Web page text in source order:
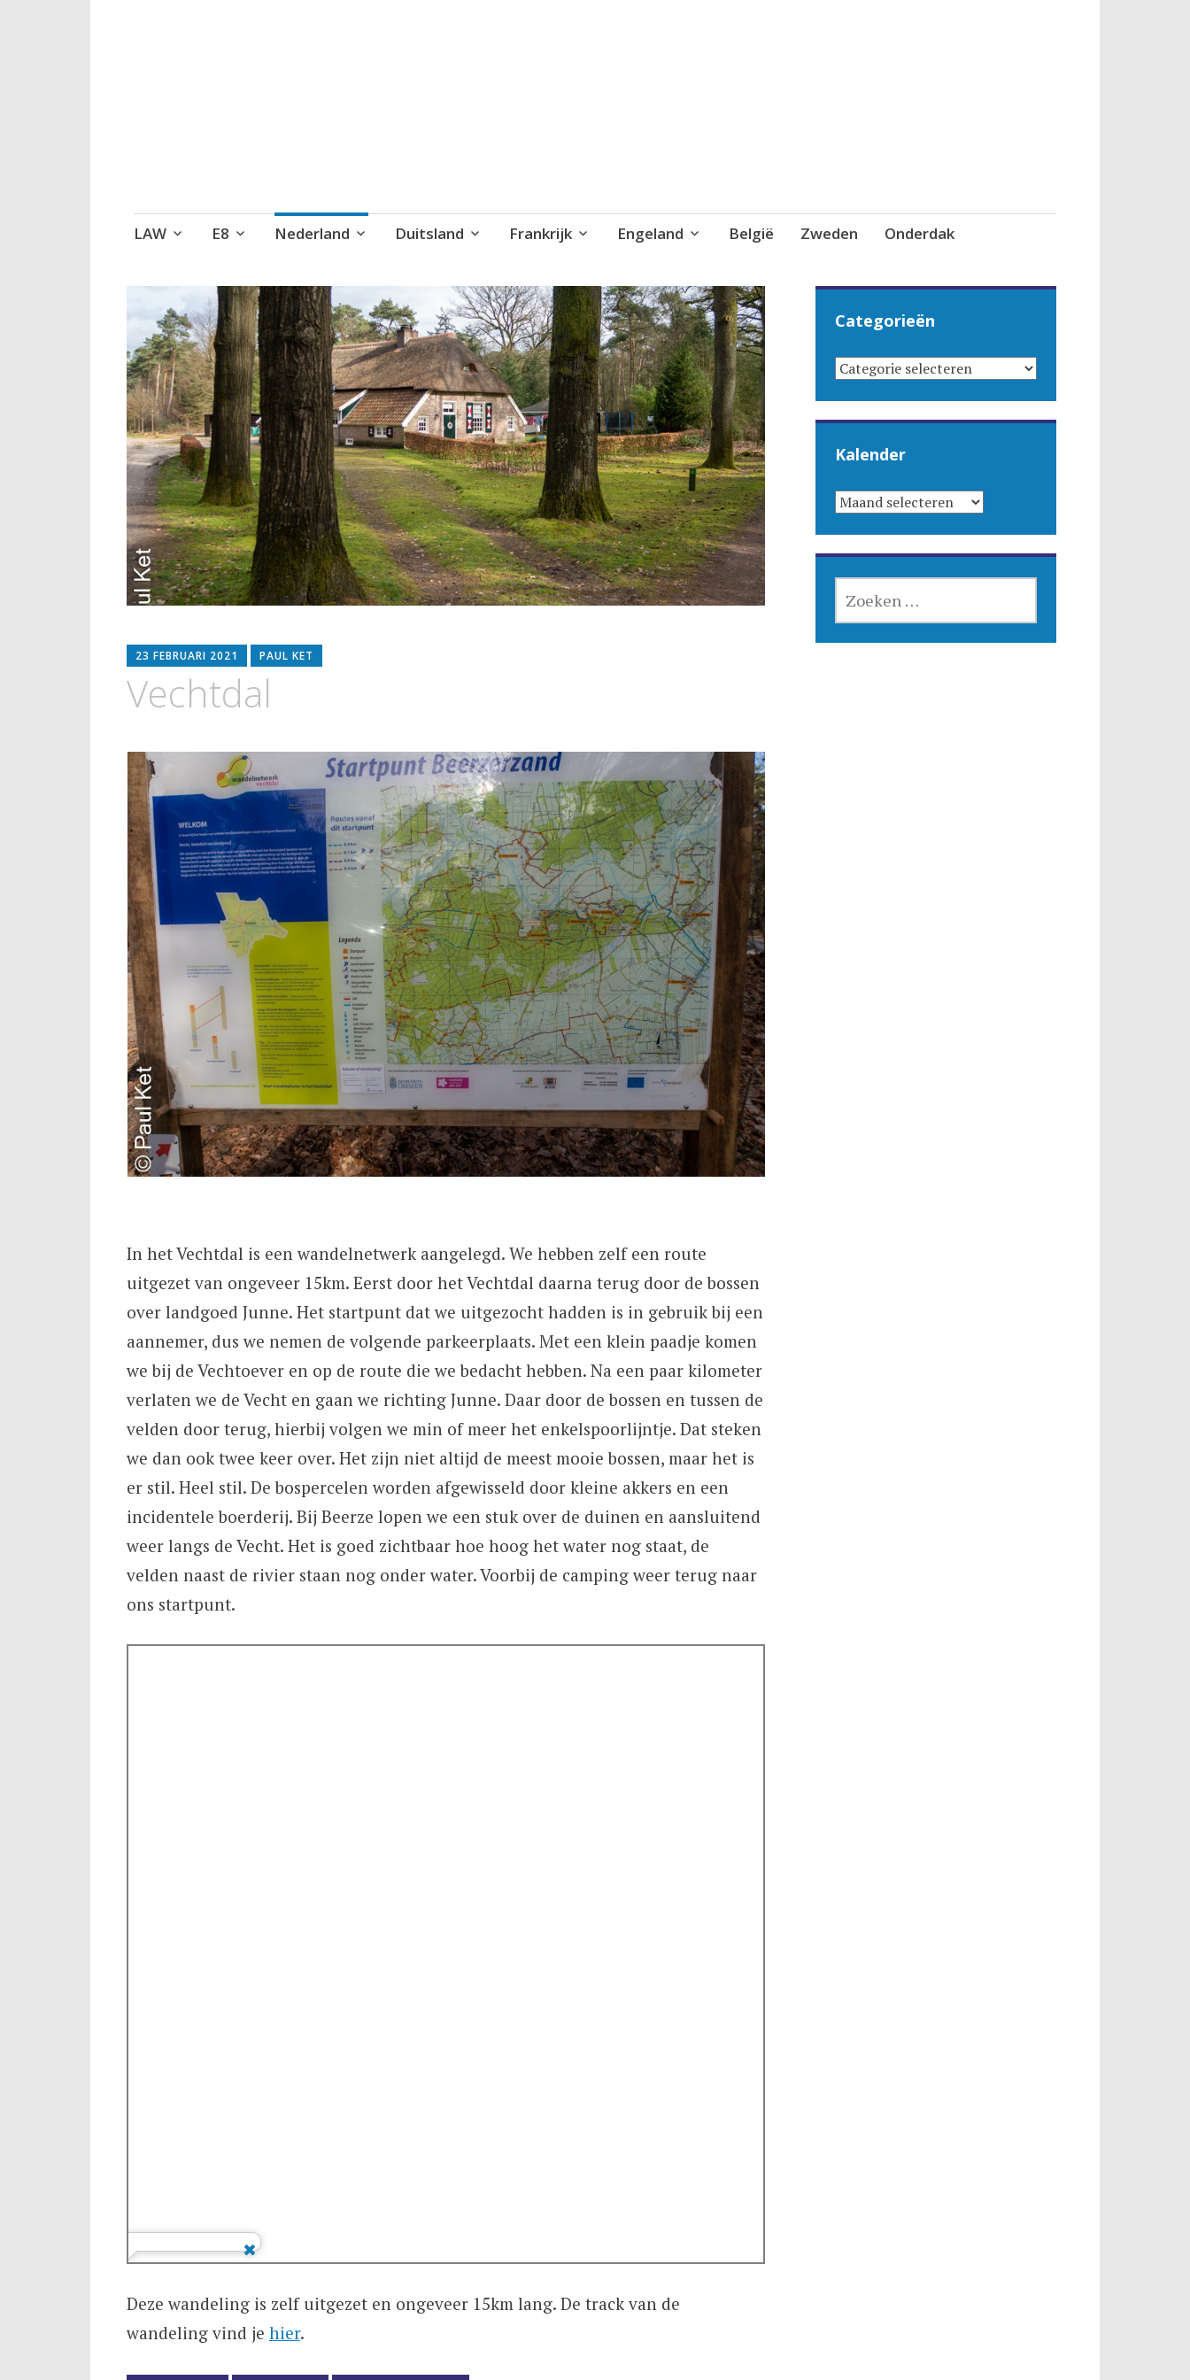
Naar
LAW E8 Nederland Duitsland Frankrijk Engeland België Zweden Onderdak
23 FEBRUARI 2021 PAUL KET
Vechtdal
In het Vechtdal is een wandelnetwerk aangelegd. We hebben zelf een route
uitgezet van ongeveer 15km. Eerst door het Vechtdal daarna terug door de bossen
over landgoed Junne. Het startpunt dat we uitgezocht hadden is in gebruik bij een
aannemer, dus we nemen de volgende parkeerplaats. Met een klein paadje komen
we bij de Vechtoever en op de route die we bedacht hebben. Na een paar kilometer
verlaten we de Vecht en gaan we richting Junne. Daar door de bossen en tussen de
velden door terug, hierbij volgen we min of meer het enkelspoorlijntje. Dat steken
we dan ook twee keer over. Het zijn niet altijd de meest mooie bossen, maar het is
er stil. Heel stil. De bospercelen worden afgewisseld door kleine akkers en een
incidentele boerderij. Bij Beerze lopen we een stuk over de duinen en aansluitend
weer langs de Vecht. Het is goed zichtbaar hoe hoog het water nog staat, de
velden naast de rivier staan nog onder water. Voorbij de camping weer terug naar
ons startpunt.
Deze wandeling is zelf uitgezet en ongeveer 15km lang. De track van de
wandeling vind je hier.
Categorieën
CATEGORIEËN
Kalender
KALENDER
NAAR: